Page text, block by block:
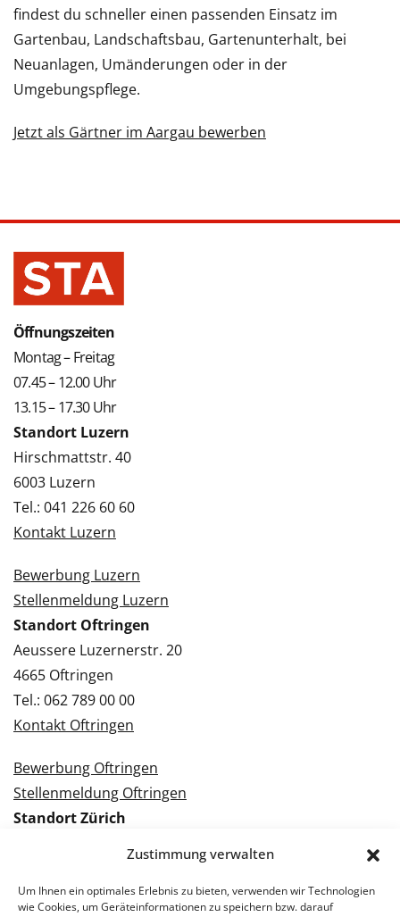
Zustimmung verwalten
Um Ihnen ein optimales Erlebnis zu bieten, verwenden wir Technologien
wie Cookies, um Geräteinformationen zu speichern bzw. darauf
findest du schneller einen passenden Einsatz im
Gartenbau, Landschaftsbau, Gartenunterhalt, bei
Neuanlagen, Umänderungen oder in der
Umgebungspflege.
Jetzt als Gärtner im Aargau bewerben
Öffnungszeiten
Montag – Freitag
07.45 – 12.00 Uhr
13.15 – 17.30 Uhr
Standort Luzern
Hirschmattstr. 40
6003 Luzern
Tel.: 041 226 60 60
Kontakt Luzern
Bewerbung Luzern
Stellenmeldung Luzern
Standort Oftringen
Aeussere Luzernerstr. 20
4665 Oftringen
Tel.: 062 789 00 00
Kontakt Oftringen
Bewerbung Oftringen
Stellenmeldung Oftringen
Standort Zürich
Tel.: 043 288 38 88